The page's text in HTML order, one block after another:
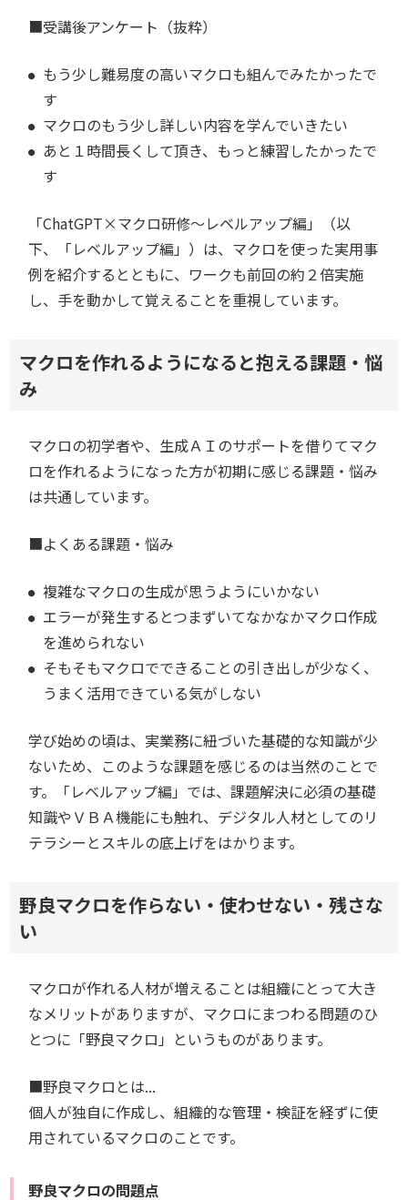
■受講後アンケート（抜粋）
もう少し難易度の高いマクロも組んでみたかったで
す
マクロのもう少し詳しい内容を学んでいきたい
あと１時間長くして頂き、もっと練習したかったで
す
「ChatGPT×マクロ研修～レベルアップ編」（以
下、「レベルアップ編」）は、マクロを使った実用事
例を紹介するとともに、ワークも前回の約２倍実施
し、手を動かして覚えることを重視しています。
マクロを作れるようになると抱える課題・悩
み
マクロの初学者や、生成ＡＩのサポートを借りてマク
ロを作れるようになった方が初期に感じる課題・悩み
は共通しています。
■よくある課題・悩み
複雑なマクロの生成が思うようにいかない
エラーが発生するとつまずいてなかなかマクロ作成
を進められない
そもそもマクロでできることの引き出しが少なく、
うまく活用できている気がしない
学び始めの頃は、実業務に紐づいた基礎的な知識が少
ないため、このような課題を感じるのは当然のことで
す。「レベルアップ編」では、課題解決に必須の基礎
知識やＶＢＡ機能にも触れ、デジタル人材としてのリ
テラシーとスキルの底上げをはかります。
野良マクロを作らない・使わせない・残さな
い
マクロが作れる人材が増えることは組織にとって大き
なメリットがありますが、マクロにまつわる問題のひ
とつに「野良マクロ」というものがあります。
■野良マクロとは...
個人が独自に作成し、組織的な管理・検証を経ずに使
用されているマクロのことです。
野良マクロの問題点